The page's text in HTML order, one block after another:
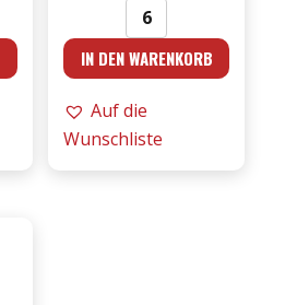
Argiolas
-
Perdera
DOC
0,75l
IN DEN WARENKORB
Auf die
Wunschliste